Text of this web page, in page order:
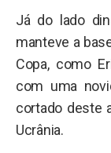
Já do lado
manteve a
Copa, como
com uma
cortado deste
Ucrânia.